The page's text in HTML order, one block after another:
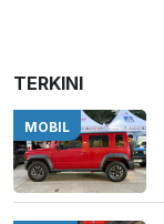
TERKINI
MOBIL